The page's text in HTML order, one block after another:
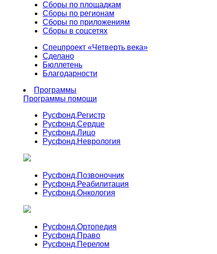
Сборы по площадкам
Сборы по регионам
Сборы по приложениям
Сборы в соцсетях
Спецпроект «Четверть века»
Сделано
Бюллетень
Благодарности
Программы
Программы помощи
Русфонд.Регистр
Русфонд.Сердце
Русфонд.Лицо
Русфонд.Неврология
Русфонд.Позвоночник
Русфонд.Реабилитация
Русфонд.Онкология
Русфонд.Ортопедия
Русфонд.Право
Русфонд.Перелом